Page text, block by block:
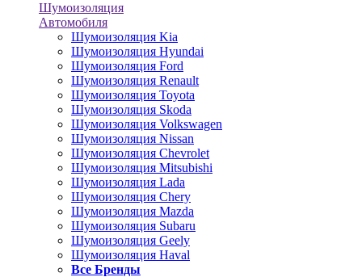
Шумоизоляция
Автомобиля
Шумоизоляция Kia
Шумоизоляция Hyundai
Шумоизоляция Ford
Шумоизоляция Renault
Шумоизоляция Toyota
Шумоизоляция Skoda
Шумоизоляция Volkswagen
Шумоизоляция Nissan
Шумоизоляция Chevrolet
Шумоизоляция Mitsubishi
Шумоизоляция Lada
Шумоизоляция Chery
Шумоизоляция Mazda
Шумоизоляция Subaru
Шумоизоляция Geely
Шумоизоляция Haval
Все Бренды